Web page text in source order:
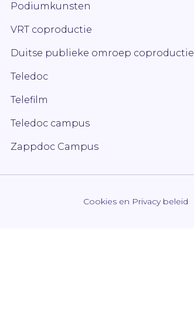
Podiumkunsten
VRT coproductie
Duitse publieke omroep coproductie
Teledoc
Telefilm
Teledoc campus
Zappdoc Campus
Cookies en Privacy beleid